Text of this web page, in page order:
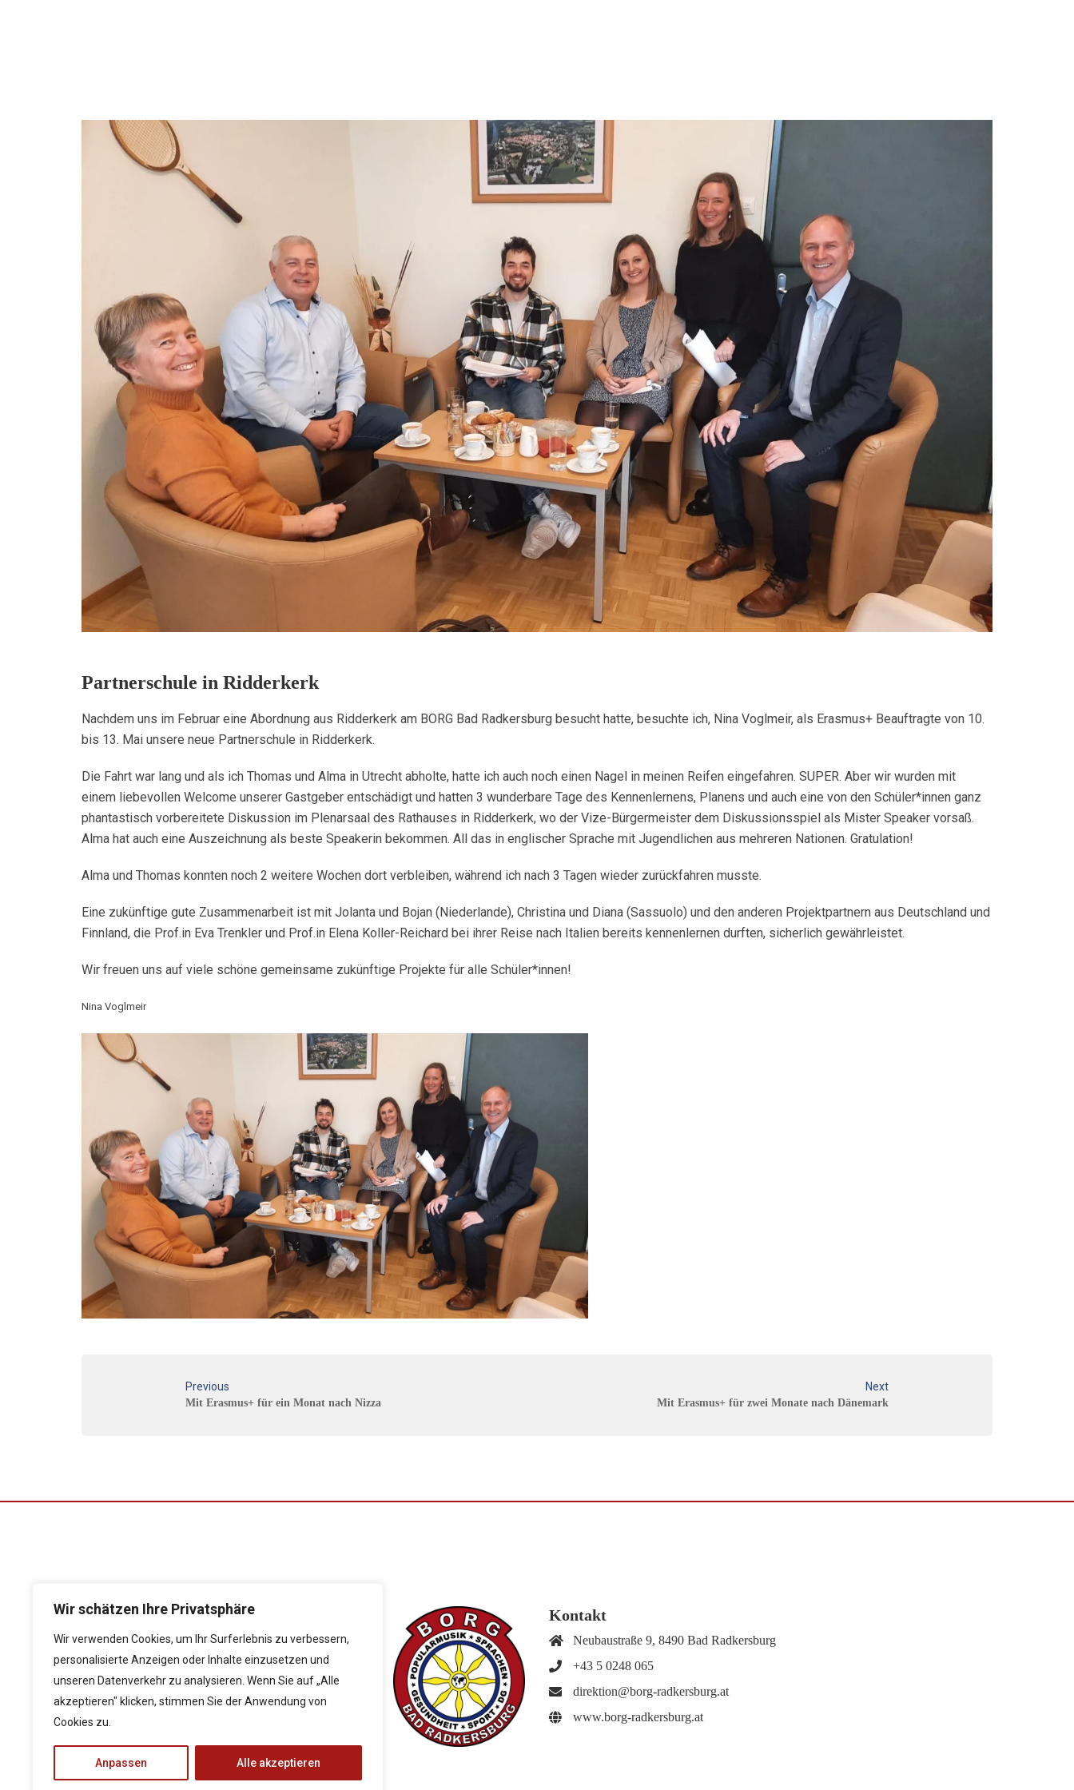
Wir schätzen Ihre Privatsphäre
Wir verwenden Cookies, um Ihr Surferlebnis zu verbessern,
personalisierte Anzeigen oder Inhalte einzusetzen und
unseren Datenverkehr zu analysieren. Wenn Sie auf „Alle
akzeptieren" klicken, stimmen Sie der Anwendung von
Cookies zu.
Anpassen Alle akzeptieren
Partnerschule in Ridderkerk
Nachdem uns im Februar eine Abordnung aus Ridderkerk am BORG Bad Radkersburg besucht hatte, besuchte ich, Nina Voglmeir, als Erasmus+ Beauftragte von 10.
bis 13. Mai unsere neue Partnerschule in Ridderkerk.
Die Fahrt war lang und als ich Thomas und Alma in Utrecht abholte, hatte ich auch noch einen Nagel in meinen Reifen eingefahren. SUPER. Aber wir wurden mit
einem liebevollen Welcome unserer Gastgeber entschädigt und hatten 3 wunderbare Tage des Kennenlernens, Planens und auch eine von den Schüler*innen ganz
phantastisch vorbereitete Diskussion im Plenarsaal des Rathauses in Ridderkerk, wo der Vize-Bürgermeister dem Diskussionsspiel als Mister Speaker vorsaß.
Alma hat auch eine Auszeichnung als beste Speakerin bekommen. All das in englischer Sprache mit Jugendlichen aus mehreren Nationen. Gratulation!
Alma und Thomas konnten noch 2 weitere Wochen dort verbleiben, während ich nach 3 Tagen wieder zurückfahren musste.
Eine zukünftige gute Zusammenarbeit ist mit Jolanta und Bojan (Niederlande), Christina und Diana (Sassuolo) und den anderen Projektpartnern aus Deutschland und
Finnland, die Prof.in Eva Trenkler und Prof.in Elena Koller-Reichard bei ihrer Reise nach Italien bereits kennenlernen durften, sicherlich gewährleistet.
Wir freuen uns auf viele schöne gemeinsame zukünftige Projekte für alle Schüler*innen!
Nina Voglmeir
Previous
Mit Erasmus+ für ein Monat nach Nizza
Next
Mit Erasmus+ für zwei Monate nach Dänemark
Folgen Sie uns auf
Impressum
Kontakt
Neubaustraße 9, 8490 Bad Radkersburg
+43 5 0248 065
direktion@borg-radkersburg.at
www.borg-radkersburg.at